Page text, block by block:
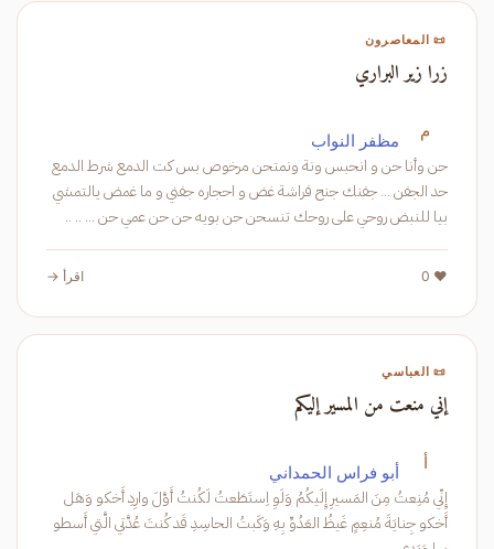
📜 المعاصرون
زرا زير البراري
م مظفر النواب
حن وأنا حن و انحبس ونة ونمتحن مرخوص بس كت الدمع شرط الدمع
حد الجفن ... جفنك جنح فراشة غض و احجاره جفني و ما غمض يالتمشي
بيا للنبض روحي على روحك تنسحن حن بويه حن حن عمي حن ... .. ..
❤️ 0 اقرأ →
📜 العباسي
إني منعت من المسير إليكم
أ أبو فراس الحمداني
إِنّي مُنِعتُ مِنَ المَسيرِ إِلَيكُمُ وَلَوِ اِستَطَعتُ لَكُنتُ أَوَّلَ وارِدِ أَخكو وَهَل
أَخكو جِنايَةَ مُنعِمٍ غَيظُ العَدُوِّ بِهِ وَكَبتُ الحاسِدِ قَد كُنتَ عُدَّتي الَّتي أَسطو